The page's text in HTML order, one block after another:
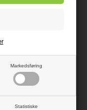
Markedsføring
Statistiske
open - Til en skuffe
skinne push-open spu
lager- VVS nr: 780051993